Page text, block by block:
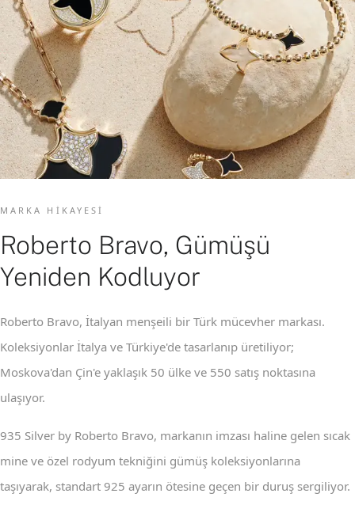
MARKA HIKAYESI
Roberto Bravo, Gümüşü
Yeniden Kodluyor
Roberto Bravo, İtalyan menşeili bir Türk mücevher markası.
Koleksiyonlar İtalya ve Türkiye'de tasarlanıp üretiliyor;
Moskova'dan Çin'e yaklaşık 50 ülke ve 550 satış noktasına
ulaşıyor.
935 Silver by Roberto Bravo, markanın imzası haline gelen sıcak
mine ve özel rodyum tekniğini gümüş koleksiyonlarına
taşıyarak, standart 925 ayarın ötesine geçen bir duruş sergiliyor.